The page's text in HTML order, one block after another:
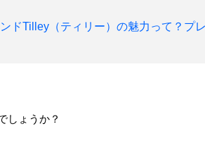
ドTilley（ティリー）の魅力って？プ
しょうか？